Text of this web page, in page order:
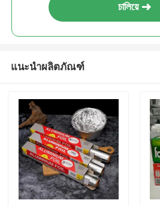
চালিয়ে
แนะนำผลิตภัณฑ์